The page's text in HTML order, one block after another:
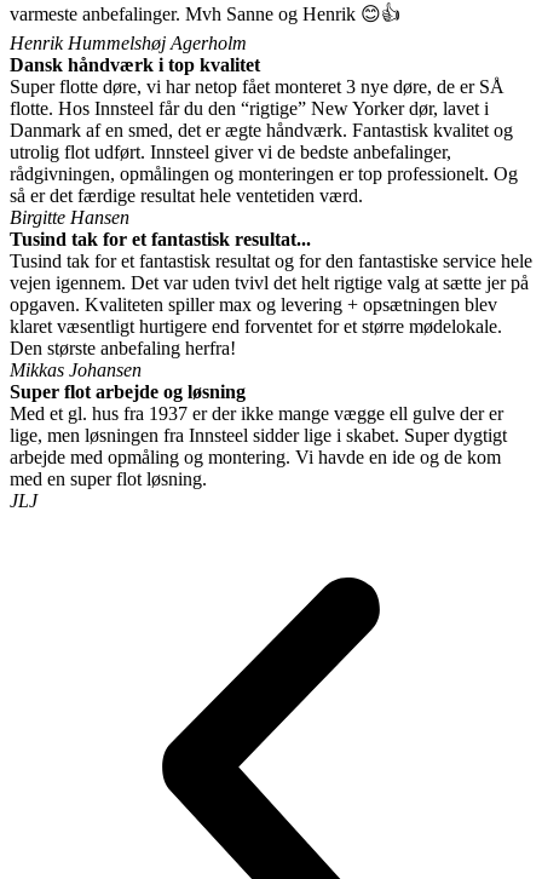
varmeste anbefalinger. Mvh Sanne og Henrik 😊👍
Henrik Hummelshøj Agerholm
Dansk håndværk i top kvalitet
Super flotte døre, vi har netop fået monteret 3 nye døre, de er SÅ
flotte. Hos Innsteel får du den “rigtige” New Yorker dør, lavet i
Danmark af en smed, det er ægte håndværk. Fantastisk kvalitet og
utrolig flot udført. Innsteel giver vi de bedste anbefalinger,
rådgivningen, opmålingen og monteringen er top professionelt. Og
så er det færdige resultat hele ventetiden værd.
Birgitte Hansen
Tusind tak for et fantastisk resultat...
Tusind tak for et fantastisk resultat og for den fantastiske service hele
vejen igennem. Det var uden tvivl det helt rigtige valg at sætte jer på
opgaven. Kvaliteten spiller max og levering + opsætningen blev
klaret væsentligt hurtigere end forventet for et større mødelokale.
Den største anbefaling herfra!
Mikkas Johansen
Super flot arbejde og løsning
Med et gl. hus fra 1937 er der ikke mange vægge ell gulve der er
lige, men løsningen fra Innsteel sidder lige i skabet. Super dygtigt
arbejde med opmåling og montering. Vi havde en ide og de kom
med en super flot løsning.
JLJ